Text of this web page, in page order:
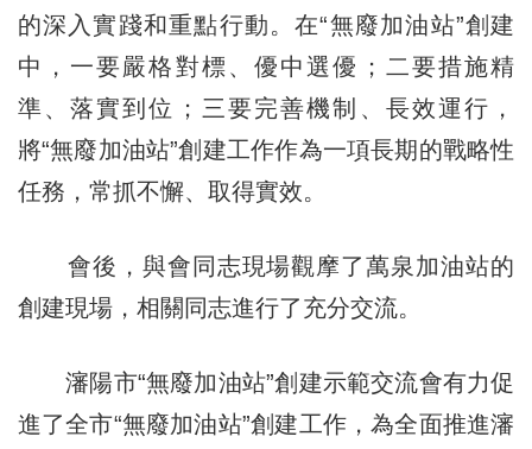
的深入實踐和重點行動。在“無廢加油站”創建
中，一要嚴格對標、優中選優；二要措施精
準、落實到位；三要完善機制、長效運行，
將“無廢加油站”創建工作作為一項長期的戰略性
任務，常抓不懈、取得實效。
會後，與會同志現場觀摩了萬泉加油站的
創建現場，相關同志進行了充分交流。
瀋陽市“無廢加油站”創建示範交流會有力促
進了全市“無廢加油站”創建工作，為全面推進瀋